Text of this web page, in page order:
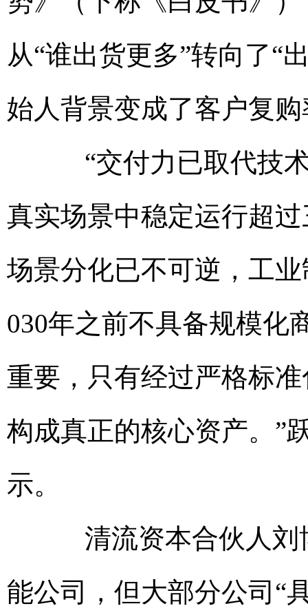
从“谁出货更多”转向了“
始人背景变成了客户复
“交付力已取代技术
真实场景中稳定运行超
场景分化已不可逆，工
030年之前不具备规模化
重要，只有经过严格标
构成真正的核心资产。”
示。
清流资本合伙人刘
能公司，但大部分公司“